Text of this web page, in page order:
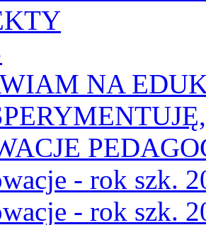
NA
- rok szk.
- rok szk.